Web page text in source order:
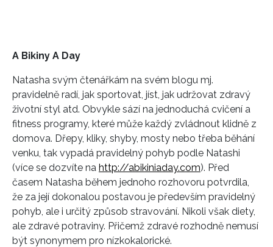
A Bikiny A Day
Natasha svým čtenářkám na svém blogu mj.
pravidelně radí, jak sportovat, jíst, jak udržovat zdravý
životní styl atd. Obvykle sází na jednoduchá cvičení a
fitness programy, které může každý zvládnout klidně z
domova. Dřepy, kliky, shyby, mosty nebo třeba běhání
venku, tak vypadá pravidelný pohyb podle Natashi
(více se dozvíte na http://abikiniaday.com). Před
časem Natasha během jednoho rozhovoru potvrdila,
že za její dokonalou postavou je především pravidelný
pohyb, ale i určitý způsob stravování. Nikoli však diety,
ale zdravé potraviny. Přičemž zdravé rozhodně nemusí
být synonymem pro nízkokalorické.